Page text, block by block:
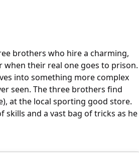
brothers who hire a charming,
their real one goes to prison.
into something more complex
seen. The three brothers find
at the local sporting good store.
skills and a vast bag of tricks as he